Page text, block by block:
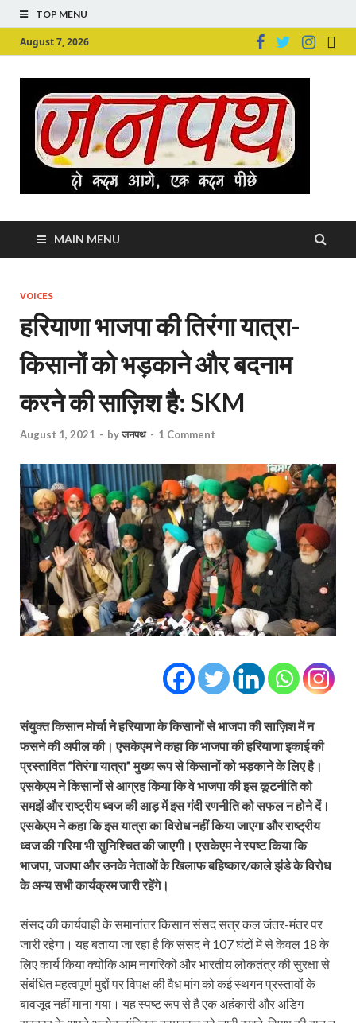
TOP MENU
August 7, 2026
MAIN MENU
VOICES
हरियाणा भाजपा की तिरंगा यात्रा-
किसानों को भड़काने और बदनाम
करने की साज़िश है: SKM
August 1, 2021 - byजनपथ - 1 Comment
संयुक्त किसान मोर्चा ने हरियाणा के किसानों से भाजपा की साज़िश में न
फसने की अपील की। एसकेएम ने कहा कि भाजपा की हरियाणा इकाई की
प्रस्तावित “तिरंगा यात्रा” मुख्य रूप से किसानों को भड़काने के लिए है।
एसकेएम ने किसानों से आग्रह किया कि वे भाजपा की इस कूटनीति को
समझें और राष्ट्रीय ध्वज की आड़ में इस गंदी रणनीति को सफल न होने दें।
एसकेएम ने कहा कि इस यात्रा का विरोध नहीं किया जाएगा और राष्ट्रीय
ध्वज की गरिमा भी सुनिश्चित की जाएगी। एसकेएम ने स्पष्ट किया कि
भाजपा, जजपा और उनके नेताओं के खिलाफ बहिष्कार/काले झंडे के विरोध
के अन्य सभी कार्यक्रम जारी रहेंगे।
संसद की कार्यवाही के समानांतर किसान संसद सत्र कल जंतर-मंतर पर
जारी रहेगा। यह बताया जा रहा है कि संसद ने 107 घंटों में से केवल 18 के
लिए कार्य किया क्योंकि आम नागरिकों और भारतीय लोकतंत्र की सुरक्षा से
संबंधित महत्वपूर्ण मुद्दों पर विपक्ष की वैध मांग को कई स्थगन प्रस्तावों के
बावजूद नहीं माना गया। यह स्पष्ट रूप से है एक अहंकारी और अडिग